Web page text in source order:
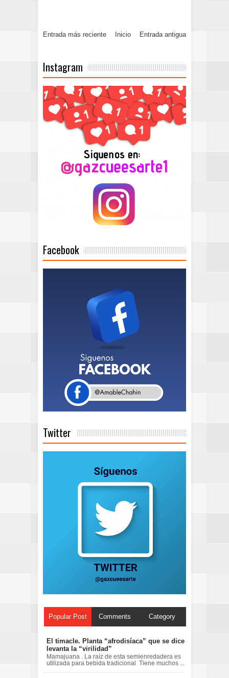
Entrada más reciente Entrada antigua
Inicio
Instagram
Facebook
Twitter
Popular Post Comments Category
El timacle. Planta “afrodisíaca” que se dice
levanta la “virilidad”
Mamajuana . La raíz de esta semienredadera es
utilizada para bebida tradicional Tiene muchos ...